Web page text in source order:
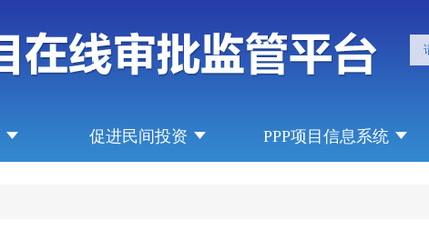
促进民间投资 PPP项目信息系统